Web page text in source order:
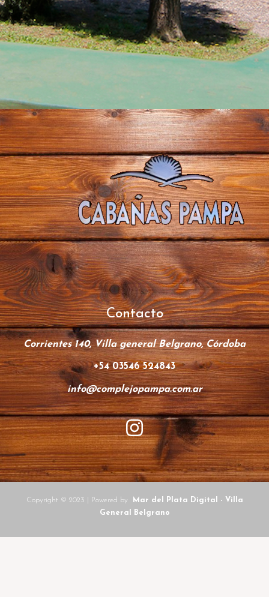
Contacto
Corrientes 140, Villa general Belgrano, Córdoba
+54 03546 524843
info@complejopampa.com.ar
Copyright © 2023 | Powered by Mar del Plata Digital - Villa
General Belgrano